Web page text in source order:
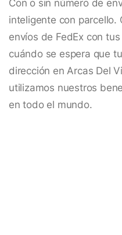
Con o sin número de
inteligente con parcello.
envíos de FedEx con
cuándo se espera que
dirección en Arcas Del
utilizamos nuestros
en todo el mundo.